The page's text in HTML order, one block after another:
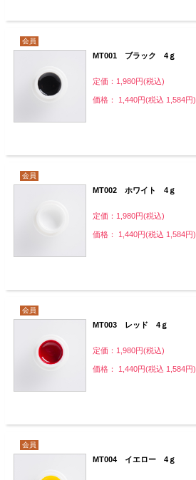
会員
MT001 ブラック 4ｇ
定価：1,980円(税込)
価格： 1,440円(税込 1,584円)
会員
MT002 ホワイト 4ｇ
定価：1,980円(税込)
価格： 1,440円(税込 1,584円)
会員
MT003 レッド 4ｇ
定価：1,980円(税込)
価格： 1,440円(税込 1,584円)
会員
MT004 イエロー 4ｇ